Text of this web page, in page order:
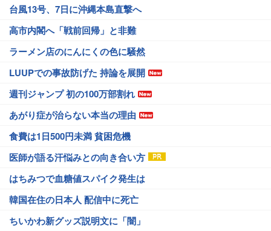
台風13号、7日に沖縄本島直撃へ
高市内閣へ「戦前回帰」と非難
ラーメン店のにんにくの色に騒然
LUUPでの事故防げた 持論を展開
週刊ジャンプ 初の100万部割れ
あがり症が治らない本当の理由
食費は1日500円未満 貧困危機
医師が語る汗悩みとの向き合い方
はちみつで血糖値スパイク発生は
韓国在住の日本人 配信中に死亡
ちいかわ新グッズ説明文に「闇」